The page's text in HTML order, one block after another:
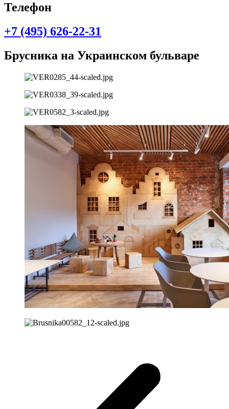
Телефон
+7 (495) 626-22-31
Брусника на Украинском бульваре